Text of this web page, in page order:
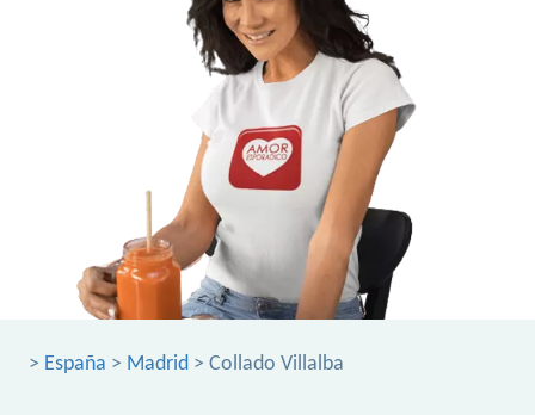
> España > Madrid > Collado Villalba